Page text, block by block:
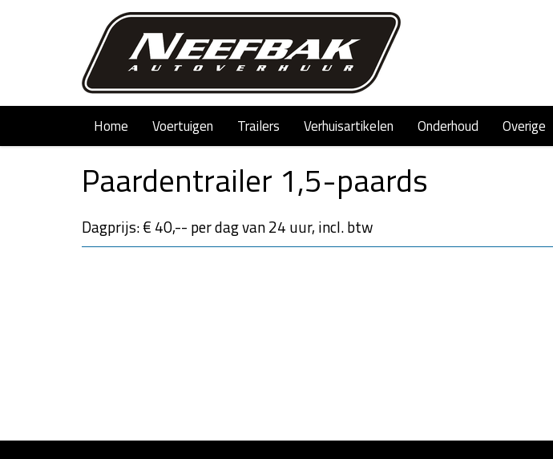
Home Voertuigen Trailers Verhuisartikelen Onderhoud Overige
Paardentrailer 1,5-paards
Dagprijs: € 40,-- per dag van 24 uur, incl. btw